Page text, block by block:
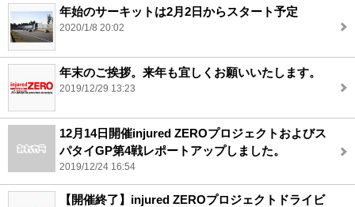
年始のサーキットは2月2日からスタート予定
2020/1/8 20:02
年末のご挨拶。来年も宜しくお願いいたします。
2019/12/29 13:23
12月14日開催injured ZEROプロジェクトおよびス
パタイGP第4戦レポートアップしました。
2019/12/24 16:54
【開催終了】injured ZEROプロジェクトドライビ